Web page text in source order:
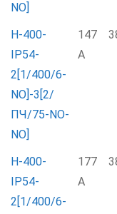
NO]
Н-400-
IP54-
2[1/400/6-
NO]-3[2/
ПЧ/75-NO-
NO]
147
А
Н-400-
IP54-
2[1/400/6-
177
А